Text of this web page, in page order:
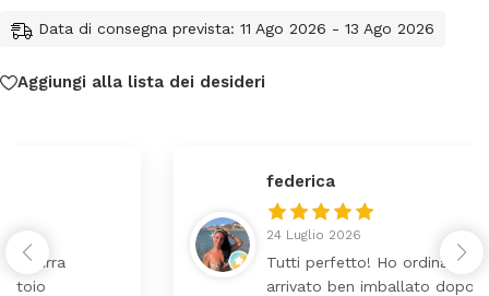
Data di consegna prevista: 11 Ago 2026 - 13 Ago 2026
Aggiungi alla lista dei desideri
24 Luglio 2026
Tutti perfetto! Ho ordinato un lettino che é
arrivato ben imballato dopo pochi giorni.